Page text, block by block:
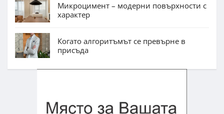
Микроцимент – модерни повърхности с
характер
Когато алгоритъмът се превърне в
присъда